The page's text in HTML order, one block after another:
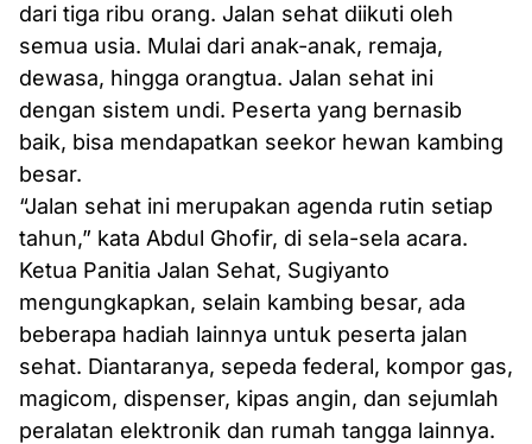
dari tiga ribu orang. Jalan sehat diikuti oleh
semua usia. Mulai dari anak-anak, remaja,
dewasa, hingga orangtua. Jalan sehat ini
dengan sistem undi. Peserta yang bernasib
baik, bisa mendapatkan seekor hewan kambing
besar.
“Jalan sehat ini merupakan agenda rutin setiap
tahun,” kata Abdul Ghofir, di sela-sela acara.
Ketua Panitia Jalan Sehat, Sugiyanto
mengungkapkan, selain kambing besar, ada
beberapa hadiah lainnya untuk peserta jalan
sehat. Diantaranya, sepeda federal, kompor gas,
magicom, dispenser, kipas angin, dan sejumlah
peralatan elektronik dan rumah tangga lainnya.